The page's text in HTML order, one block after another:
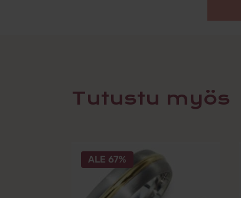
Tutustu myös
ALE 67%
tuotteella